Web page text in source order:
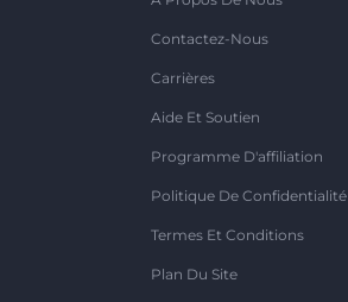
Contactez-Nous
Carrières
Aide Et Soutien
Programme D'affiliation
Politique De Confidentialité
Termes Et Conditions
Plan Du Site